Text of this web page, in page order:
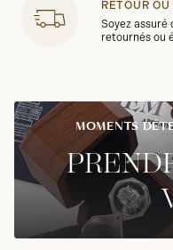
RETOUR
Soyez assuré
retournés ou
MOMENTS